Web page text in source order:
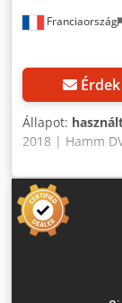
Franciaország
Állapot:
2018 | Hamm
hengerhenger
Dodpfx
helyszínére –
szállítási
900 euróért,